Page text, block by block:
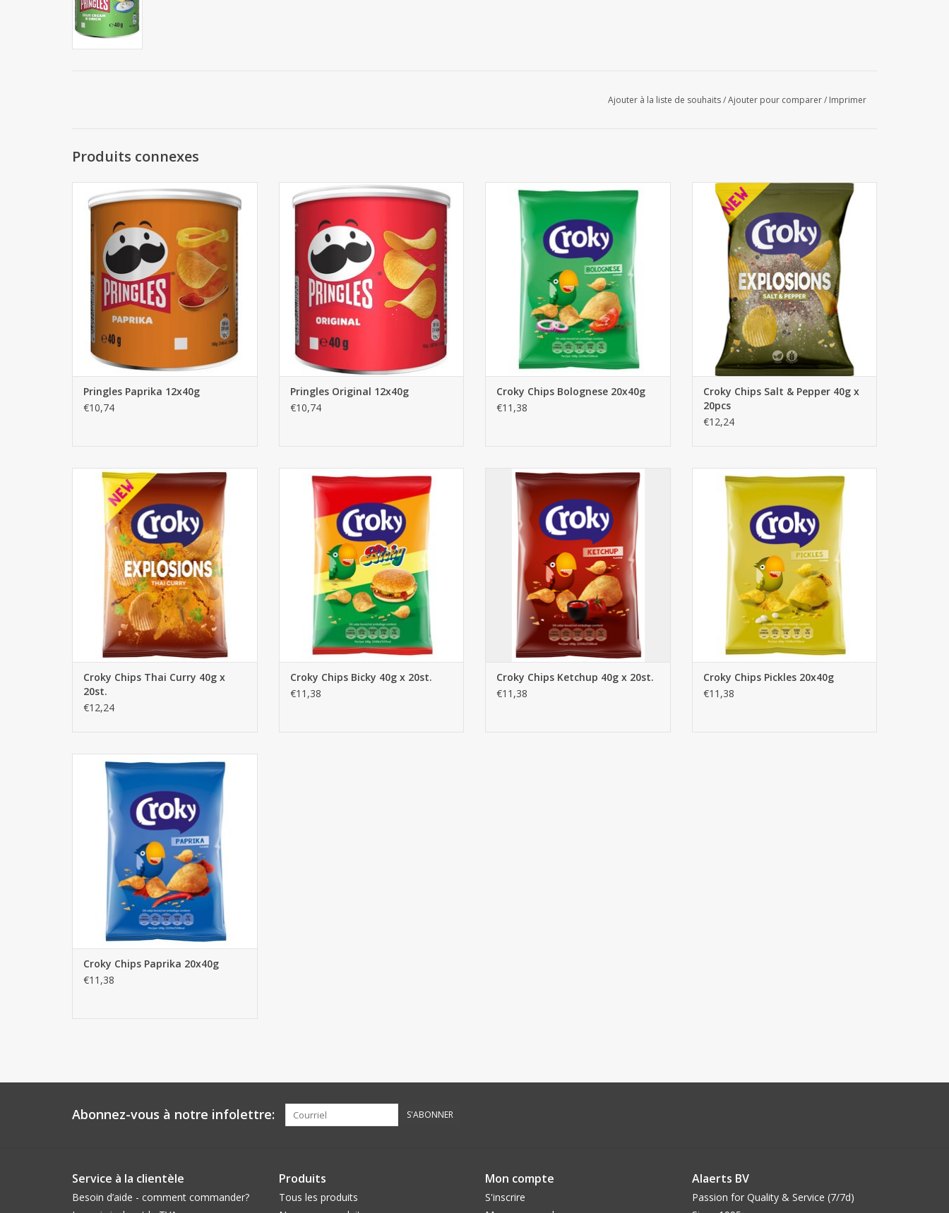
Ajouter à la liste de souhaits/Ajouter pour comparer/ Imprimer
Produits connexes
Pringles Paprika 12x40g
Pringles Paprika 12x40g
€10,74
Pringles Original 12x40g
Pringles Original 12x40g
€10,74
Croky Chips Bolognese 20x40g
Croky Chips Bolognese 20x40g
€11,38
Croky Chips Salt & Pepper 40g x 20pcs
AJOUTER AU PANIER
Croky Chips Salt & Pepper 40g x
20pcs
€12,24
Croky Chips Thai Curry 40g x 20st.
AJOUTER AU PANIER
Croky Chips Thai Curry 40g x
20st.
€12,24
Croky Chips Bicky 40g x 20st.
AJOUTER AU PANIER
Croky Chips Bicky 40g x 20st.
€11,38
Croky Chips Ketchup 40g x 20st.
AJOUTER AU PANIER
Croky Chips Ketchup 40g x 20st.
€11,38
Croky Chips Pickles 20x40g
AJOUTER AU PANIER
Croky Chips Pickles 20x40g
€11,38
Croky Chips Paprika 20x40g
Croky Chips Paprika 20x40g
€11,38
Abonnez-vous à notre infolettre: S'ABONNER
Service à la clientèle
Besoin d’aide - comment commander?
Produits
Tous les produits
Mon compte
S'inscrire
Alaerts BV
Passion for Quality & Service (7/7d)